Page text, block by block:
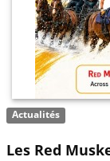
Actualités
Les Red